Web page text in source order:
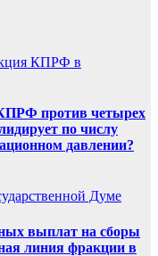
КПРФ в
против четырех
по числу
давлении?
Думе
выплат на сборы
линия фракции в